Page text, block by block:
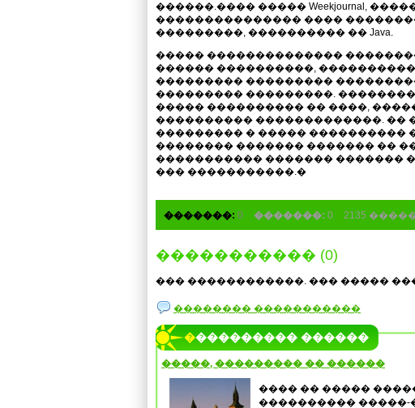
������.���� ����� Weekjournal,
��������������� ����
���������, ���������� �� Java.
����� ��������������
������ ����������,
��������� ���������
��������� ���������.
����� ���������� �� ����,
���������� �������������. ��
��������� � ����� ����������
�������� ������� ������� ��
����������� ������� �������
��� �����������.�
�������: 0 �������: 0 2135
����������� (0)
��� ������������. ��� �����
�������� �����������
���������� ������
�����, ��������� �� ������
���� �� �����
����������